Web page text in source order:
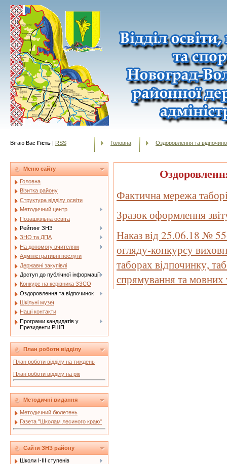
Вітаю Вас Гість | RSS Головна Оздоровлення та
Меню сайту
Головна
Візитка району
Структура відділу освіти
Методичний центр
Позашкільна освіта
Рейтинг ЗНЗ
ЗНО та ДПА
На допомогу вчителям
Адміністративні послуги
Державні закупівлі
Доступ до публічної інформації
Конкурс на керівника ЗЗСО
Оздоровлення та відпочинок
Шкільні музеї
Наші контакти
Програми кандидатів у
Президенти РШП
План роботи відділу
План роботи відділу на тиждень
План роботи відділу на рік
Методичні видання
Методичний бюлетень
Газета "Школам лесиного краю"
Сайти ЗНЗ району
Школи І-ІІІ ступенів
Фактична мережа
Зразок оформлення
Наказ від 25.06.18 №
огляду-конкурсу
таборах відпочинку,
спрямування та